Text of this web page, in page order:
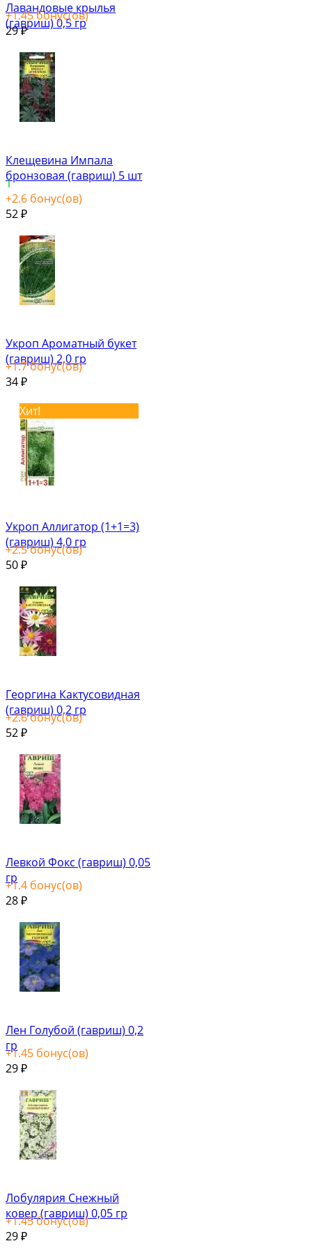
Лавандовые крылья
(гавриш) 0,5 гр
+1.45бонус(ов)
29₽
Клещевина Импала
бронзовая (гавриш) 5 шт
1
+2.6 бонус(ов)
52 ₽
Укроп Ароматный букет
(гавриш) 2,0 гр
+1.7бонус(ов)
34 ₽
Хит!
Укроп Аллигатор (1+1=3)
(гавриш) 4,0 гр
+2.5бонус(ов)
50 ₽
Георгина Кактусовидная
(гавриш) 0,2 гр
+2.6бонус(ов)
52 ₽
Левкой Фокс (гавриш) 0,05
гр
+1.4 бонус(ов)
28 ₽
Лен Голубой (гавриш) 0,2
гр
+1.45 бонус(ов)
29 ₽
Лобулярия Снежный
ковер (гавриш) 0,05 гр
+1.45бонус(ов)
29 ₽